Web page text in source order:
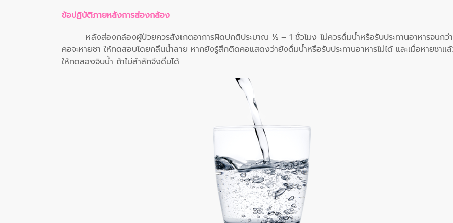
ข้อปฏิบัติภายหลังการส่องกล้อง
หลังส่องกล้องผู้ป่วยควรสังเกตอาการผิดปกติประมาณ ½ – 1 ชั่วโมง ไม่ควรดื่มน้ำหรือรับประทานอาหารจนกว่า
คอจะหายชา ให้ทดสอบโดยกลืนน้ำลาย หากยังรู้สึกติดคอแสดงว่ายังดื่มน้ำหรือรับประทานอาหารไม่ได้ และเมื่อหายชาแ
ให้ทดลองจิบน้ำ ถ้าไม่สำลักจึงดื่มได้